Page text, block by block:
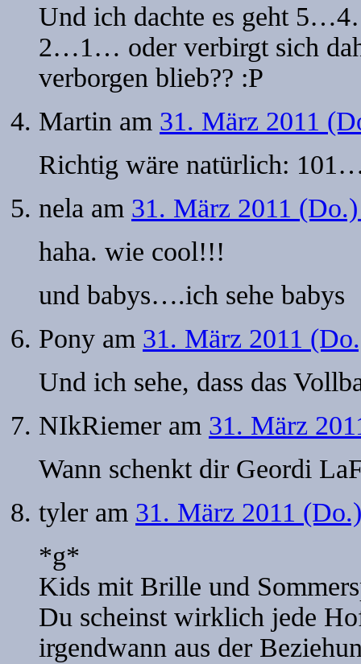
Und ich dachte es geht
2…1… oder verbirgt sich
verborgen blieb?? :P
Martin am 31. März 2011
Richtig wäre natürlich:
nela am 31. März 2011
haha. wie cool!!!
und babys….ich sehe babys
Pony am 31. März 2011
Und ich sehe, dass das
NIkRiemer am 31. März
Wann schenkt dir Geordi
tyler am 31. März 2011
*g*
Kids mit Brille und
Du scheinst wirklich jede
irgendwann aus der